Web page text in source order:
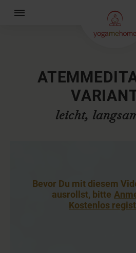
leicht,
Bevor Du mit diesem
ausrollst, bitte
Kostenlos